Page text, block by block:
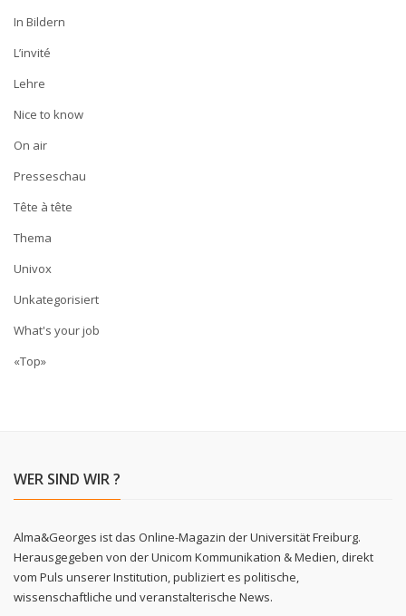
In Bildern
L’invité
Lehre
Nice to know
On air
Presseschau
Tête à tête
Thema
Univox
Unkategorisiert
What's your job
«Top»
WER SIND WIR ?
Alma&Georges ist das Online-Magazin der Universität Freiburg.
Herausgegeben von der Unicom Kommunikation & Medien, direkt
vom Puls unserer Institution, publiziert es politische,
wissenschaftliche und veranstalterische News.